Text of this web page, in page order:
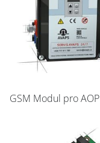
GSM Modul pro AOP